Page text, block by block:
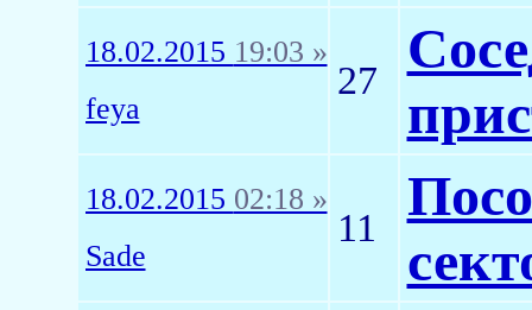
18.02.2015 19:03 »
feya
27
18.02.2015 02:18 »
Sade
11